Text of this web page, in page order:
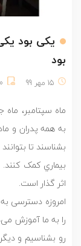
یکی بود
بود
15 مهر 99
ماه سپتامبر،
به همه پدران و
بشناسند تا
بيماري کمک
اثر گذار است.
امروزه دسترسی
را به ما آموزش
رو بشناسیم و